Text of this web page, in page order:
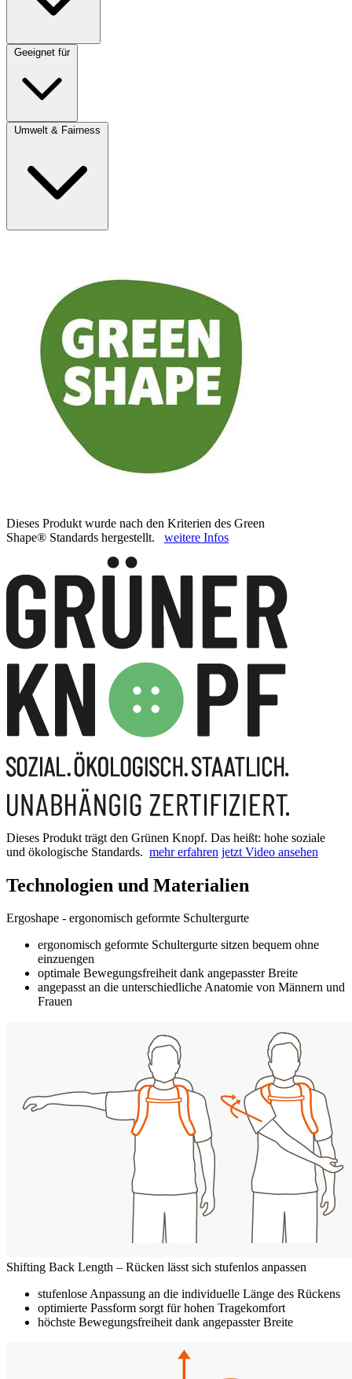
Geeignet für
Umwelt & Fairness
Dieses Produkt wurde nach den Kriterien des Green
Shape® Standards hergestellt. weitere Infos
Dieses Produkt trägt den Grünen Knopf. Das heißt: hohe soziale
und ökologische Standards. mehr erfahren jetzt Video ansehen
Technologien und Materialien
Ergoshape - ergonomisch geformte Schultergurte
ergonomisch geformte Schultergurte sitzen bequem ohne
einzuengen
optimale Bewegungsfreiheit dank angepasster Breite
angepasst an die unterschiedliche Anatomie von Männern und
Frauen
Shifting Back Length – Rücken lässt sich stufenlos anpassen
stufenlose Anpassung an die individuelle Länge des Rückens
optimierte Passform sorgt für hohen Tragekomfort
höchste Bewegungsfreiheit dank angepasster Breite